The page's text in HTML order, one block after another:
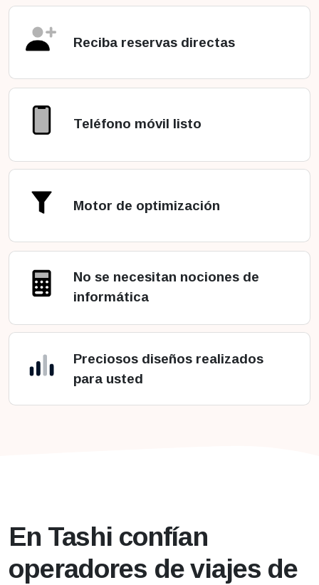
Reciba reservas directas
Teléfono móvil listo
Motor de optimización
No se necesitan nociones de
informática
Preciosos diseños realizados
para usted
En Tashi confían
operadores de viajes de